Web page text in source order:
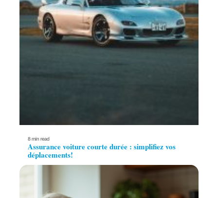
8 min read
Assurance voiture courte durée : simplifiez vos
déplacements!